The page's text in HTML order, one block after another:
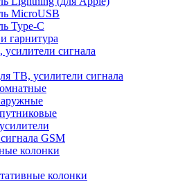
MicroUSB
Type-C
гарнитура
сигнала
ТВ, усилители сигнала
GSM
колонки
колонки